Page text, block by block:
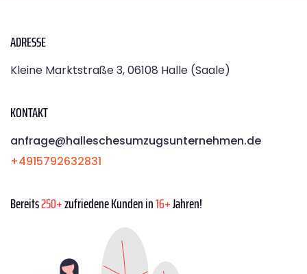
ADRESSE
Kleine Marktstraße 3, 06108 Halle (Saale)
KONTAKT
anfrage@halleschesumzugsunternehmen.de
+4915792632831
Bereits250+zufriedene Kunden in16+Jahren!